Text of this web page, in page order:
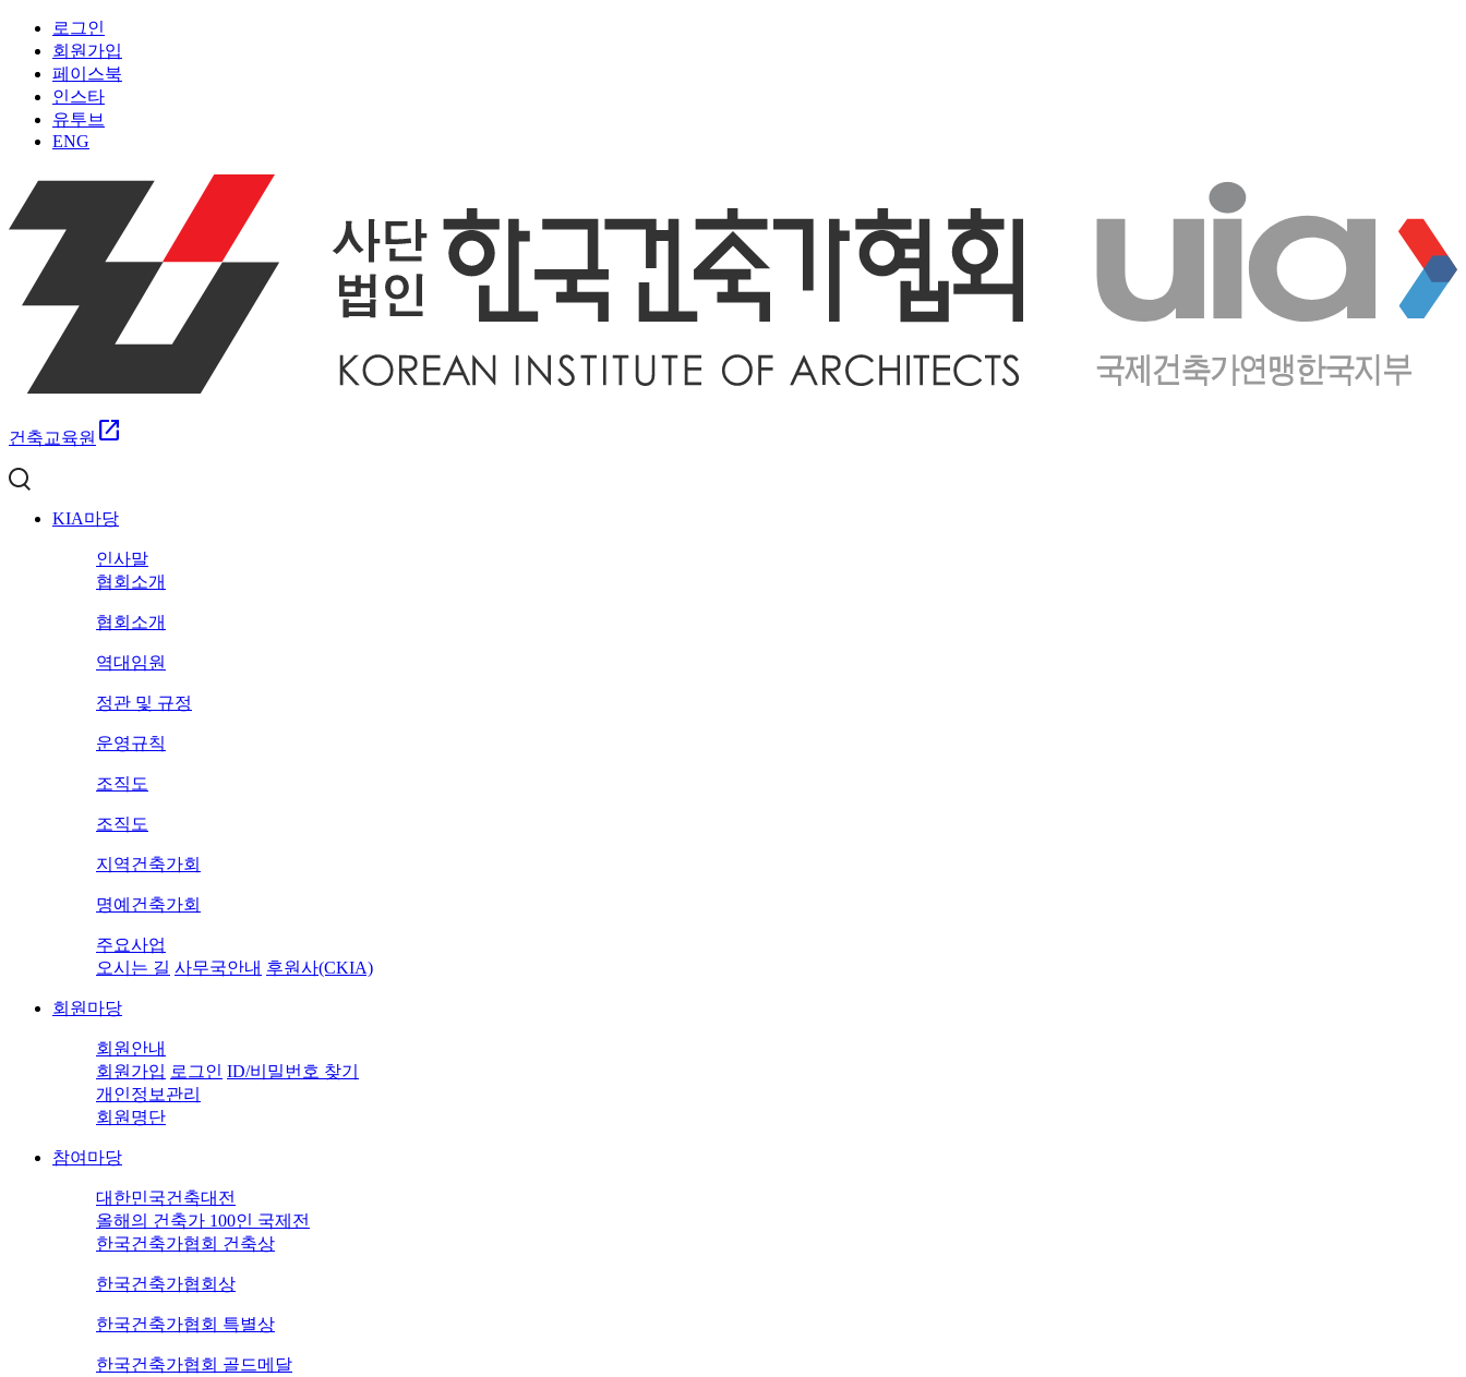
로그인
회원가입
페이스북
인스타
유투브
ENG
건축교육원 open_in_new
KIA마당
인사말
협회소개
협회소개
역대임원
정관 및 규정
운영규칙
조직도
조직도
지역건축가회
명예건축가회
주요사업
오시는 길 사무국안내 후원사(CKIA)
회원마당
회원안내
회원가입 로그인 ID/비밀번호 찾기
개인정보관리
회원명단
참여마당
대한민국건축대전
올해의 건축가 100인 국제전
한국건축가협회 건축상
한국건축가협회상
한국건축가협회 특별상
한국건축가협회 골드메달